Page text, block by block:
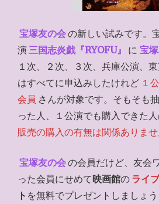
宝塚友の会の新しい試みです。
演三国志炎戯『RYOFU』 に 宝
１次、２次、３次、兵庫公演、
はすべてに申込みしたけれど １
会員 さんが対象です。そもそも
った人、１公演でも購入できた人
販売の購入の有無は関係ありませ
宝塚友の会の会員だけど、友会
った会員にせめて映画館の ライ
ト を無料でプレゼントしましょう